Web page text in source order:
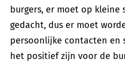
burgers, er moet op kleine
gedacht, dus er moet
persoonlijke contacten en
het positief zijn voor de